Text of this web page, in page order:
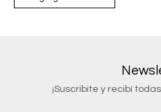
¡Suscribite y recibí